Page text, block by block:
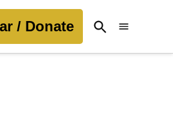
/ Donate
Open
Search